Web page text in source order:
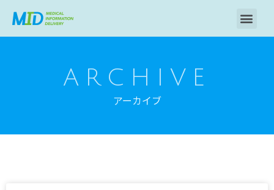
ARCHIVE
アーカイブ